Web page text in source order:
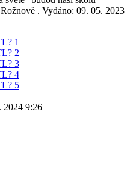
. Vydáno: 09. 05. 2023
2024 9:26